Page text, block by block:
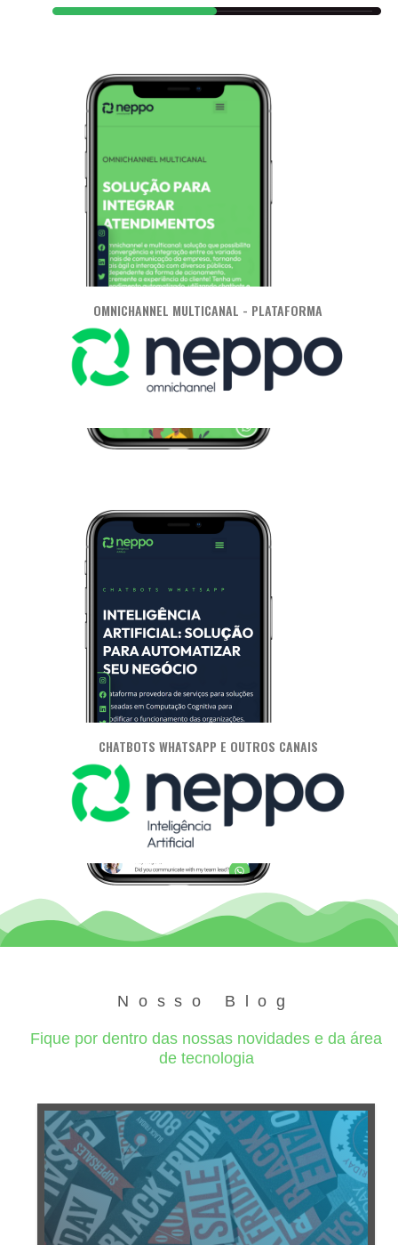
OMNICHANNEL MULTICANAL - PLATAFORMA
CHATBOTS WHATSAPP E OUTROS CANAIS
Nosso Blog
Fique por dentro das nossas novidades e da área
de tecnologia